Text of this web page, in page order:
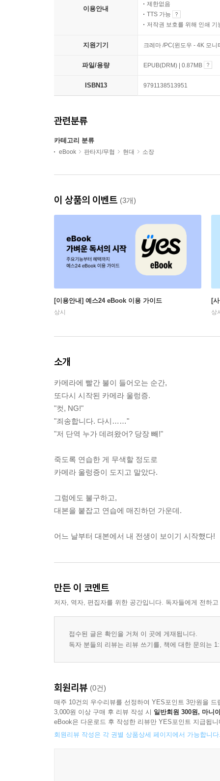
이용안내
제한없음
TTS 가능
저작권 보호를 위해 인쇄 기
지원기기 크레마 /PC(윈도우 - 4K 모
파일/용량 EPUB(DRM) | 0.87MB
ISBN13 9791138513951
관련분류
카테고리 분류
eBook 판타지/무협 현대 소장
이 상품의 이벤트 (3개)
[이용안내] 예스24 eBook 이용 가이드
상시
[
상
소개
카메라에 빨간 불이 들어오는 순간,
또다시 시작된 카메라 울렁증.
"컷, NG!"
"죄송합니다. 다시……"
"저 단역 누가 데려왔어? 당장 빼!"
죽도록 연습한 게 무색할 정도로
카메라 울렁증이 도지고 말았다.
그럼에도 불구하고,
대본을 붙잡고 연습에 매진하던 가운데.
어느 날부터 대본에서 내 전생이 보이기 시작했다!
만든 이 코멘트
저자, 역자, 편집자를 위한 공간입니다. 독자들에게 전하
접수된 글은 확인을 거쳐 이 곳에 게재됩니다.
독자 분들의 리뷰는 리뷰 쓰기를, 책에 대한 문의는
회원리뷰 (0건)
매주 10건의 우수리뷰를 선정하여 YES포인트 3만원을 드
3,000원 이상 구매 후 리뷰 작성 시 일반회원 300원, 마니
eBook은 다운로드 후 작성한 리뷰만 YES포인트 지급됩니
회원리뷰 작성은 각 권별 상품상세 페이지에서 가능합니